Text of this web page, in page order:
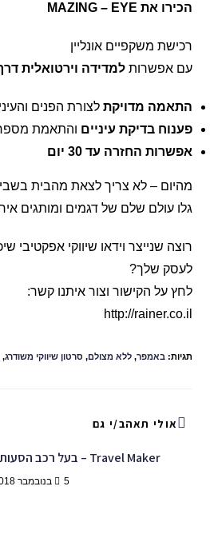
הכירו את MAZING –EYE
רכישת משקפיים אונליין
עם אפשרותלמדידה וירטואלית
התאמה מדויקת לצורת הפנים
פענוח בדיקת עיניים והתאמת
אפשרות החזרה עד 30 יום
מהיום – לא צריך לצאת מהבית
גלו עולם שלם של דגמים ומותגים
רוצה שנייצר וידאו שיווקי אפקטיבי
לעסק שלך?
לחץ על הקישור וצור איתנו קשר:
http://rainer.co.il
תגיות:באמפר, ללא מצולם, סרטון שיווקי משודרג,
אולי תאהב/י גם
Travel Maker – בעל רכב הסעות – רוצה עוד נסיעות?
5 בנובמבר 2018